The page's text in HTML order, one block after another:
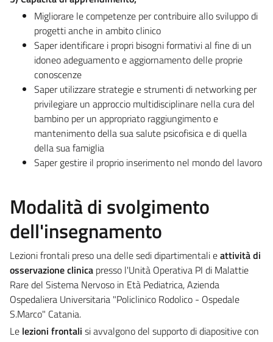
Migliorare le competenze per contribuire allo sviluppo di
progetti anche in ambito clinico
Saper identificare i propri bisogni formativi al fine di un
idoneo adeguamento e aggiornamento delle proprie
conoscenze
Saper utilizzare strategie e strumenti di networking per
privilegiare un approccio multidisciplinare nella cura del
bambino per un appropriato raggiungimento e
mantenimento della sua salute psicofisica e di quella
della sua famiglia
Saper gestire il proprio inserimento nel mondo del lavoro
Modalità di svolgimento
dell'insegnamento
Lezioni frontali preso una delle sedi dipartimentali eattività di
osservazione clinica presso l'Unità Operativa PI di Malattie
Rare del Sistema Nervoso in Età Pediatrica, Azienda
Ospedaliera Universitaria "Policlinico Rodolico - Ospedale
S.Marco" Catania.
Le lezioni frontali si avvalgono del supporto di diapositive con